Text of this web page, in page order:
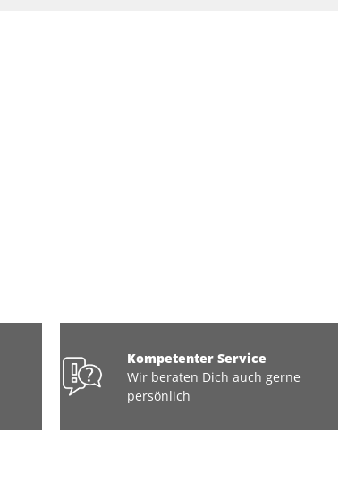
Kompetenter Service
Wir beraten Dich auch gerne
persönlich